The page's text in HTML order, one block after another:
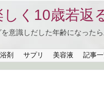
しく10歳若返
意識しだした年齢になった
剤 サプリ 美容液 記事